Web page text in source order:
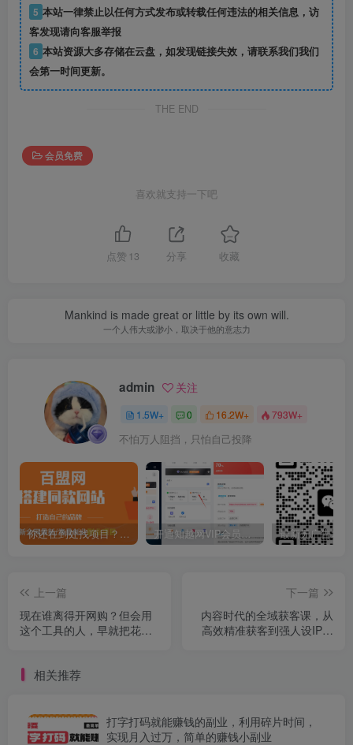
5 本站一律禁止以任何方式发布或转载任何违法的相关信息，访
客发现请向客服举报
6 本站资源大多存储在云盘，如发现链接失效，请联系我们我们
会第一时间更新。
THE END
会员免费
喜欢就支持一下吧
点赞 13 分享 收藏
Mankind is made great or little by its own will.
一个人伟大或渺小，取决于他的意志力
admin 关注
1.5W+ 0 16.2W+ 793W+
不怕万人阻挡，只怕自己投降
你还在到处找项目？还在当韭菜？我靠卖项目一个月收入5万+，曾经我也是个失败者。 开通知越网VIP会员，尊享全站资源免费下载，享70%的推广提成！！【限时五折优惠】
上一篇
现在谁离得开网购？但会用
这个工具的人，早就把花钱
下一篇
内容时代的全域获客课，从
高效精准获客到强人设IP品
相关推荐
打字打码就能赚钱的副业，利用碎片时间，
实现月入过万，简单的赚钱小副业